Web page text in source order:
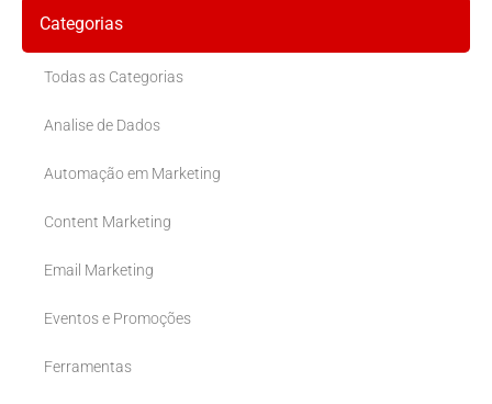
Categorias
Todas as Categorias
Analise de Dados
Automação em Marketing
Content Marketing
Email Marketing
Eventos e Promoções
Ferramentas